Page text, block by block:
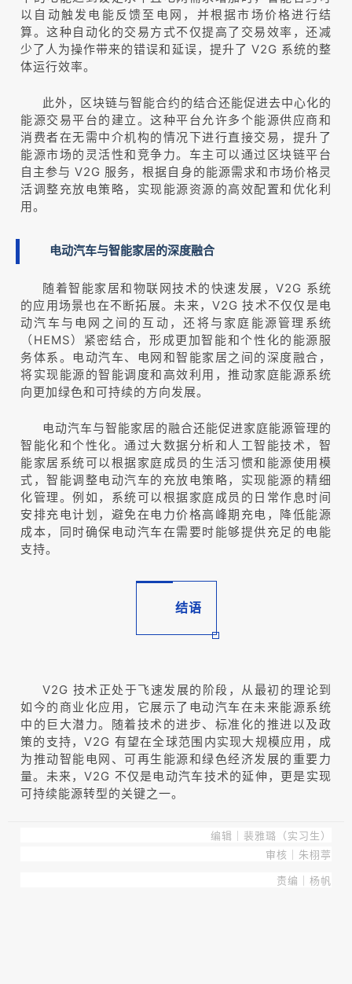
以自动触发电能反馈至电网，并根据市场价格进行结
算。这种自动化的交易方式不仅提高了交易效率，还减
少了人为操作带来的错误和延误，提升了 V2G 系统的整
体运行效率。
此外，区块链与智能合约的结合还能促进去中心化的
能源交易平台的建立。这种平台允许多个能源供应商和
消费者在无需中介机构的情况下进行直接交易，提升了
能源市场的灵活性和竞争力。车主可以通过区块链平台
自主参与 V2G 服务，根据自身的能源需求和市场价格灵
活调整充放电策略，实现能源资源的高效配置和优化利
用。
电动汽车与智能家居的深度融合
随着智能家居和物联网技术的快速发展，V2G 系统
的应用场景也在不断拓展。未来，V2G 技术不仅仅是电
动汽车与电网之间的互动，还将与家庭能源管理系统
（HEMS）紧密结合，形成更加智能和个性化的能源服
务体系。电动汽车、电网和智能家居之间的深度融合，
将实现能源的智能调度和高效利用，推动家庭能源系统
向更加绿色和可持续的方向发展。
电动汽车与智能家居的融合还能促进家庭能源管理的
智能化和个性化。通过大数据分析和人工智能技术，智
能家居系统可以根据家庭成员的生活习惯和能源使用模
式，智能调整电动汽车的充放电策略，实现能源的精细
化管理。例如，系统可以根据家庭成员的日常作息时间
安排充电计划，避免在电力价格高峰期充电，降低能源
成本，同时确保电动汽车在需要时能够提供充足的电能
支持。
结语
V2G 技术正处于飞速发展的阶段，从最初的理论到
如今的商业化应用，它展示了电动汽车在未来能源系统
中的巨大潜力。随着技术的进步、标准化的推进以及政
策的支持，V2G 有望在全球范围内实现大规模应用，成
为推动智能电网、可再生能源和绿色经济发展的重要力
量。未来，V2G 不仅是电动汽车技术的延伸，更是实现
可持续能源转型的关键之一。
编辑｜裴雅璐（实习生）
审核｜朱栩葶
责编｜杨帆